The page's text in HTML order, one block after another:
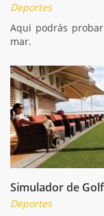
Deportes
Aqui podrás
mar.
Simulador de Golf
Deportes